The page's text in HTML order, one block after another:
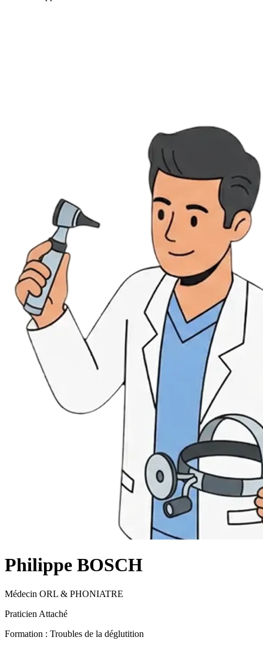
Philippe BOSCH
Médecin ORL & PHONIATRE
Praticien Attaché
Formation : Troubles de la déglutition